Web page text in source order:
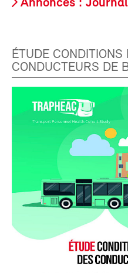
Annonces :
ÉTUDE CONDITIONS
CONDUCTEURS DE